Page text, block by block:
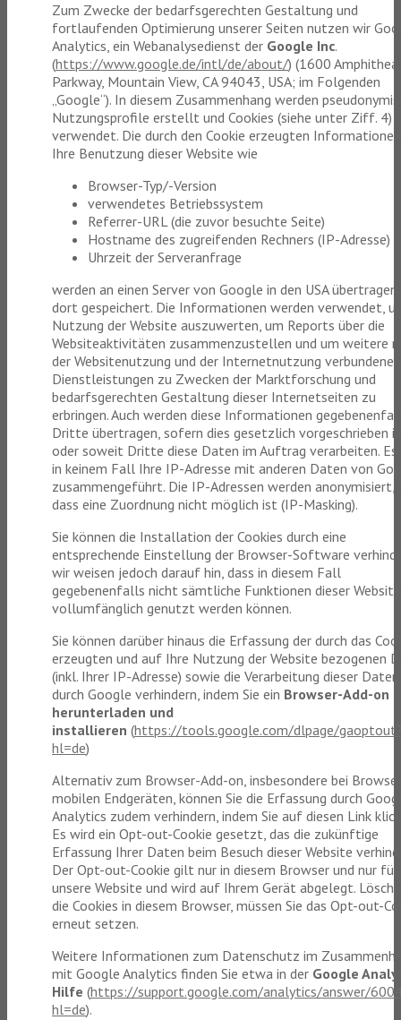
Zum Zwecke der bedarfsgerechten Gestaltung und
fortlaufenden Optimierung unserer Seiten nutzen wir
Analytics, ein Webanalysedienst der Google Inc.
(https://www.google.de/intl/de/about/) (1600
Parkway, Mountain View, CA 94043, USA; im Folgenden
„Google“). In diesem Zusammenhang werden
Nutzungsprofile erstellt und Cookies (siehe unter Ziff. 4)
verwendet. Die durch den Cookie erzeugten
Ihre Benutzung dieser Website wie
Browser-Typ/-Version
verwendetes Betriebssystem
Referrer-URL (die zuvor besuchte Seite)
Hostname des zugreifenden Rechners (IP-Adresse)
Uhrzeit der Serveranfrage
werden an einen Server von Google in den USA übertragen
dort gespeichert. Die Informationen werden verwendet,
Nutzung der Website auszuwerten, um Reports über die
Websiteaktivitäten zusammenzustellen und um weitere
der Websitenutzung und der Internetnutzung verbundene
Dienstleistungen zu Zwecken der Marktforschung und
bedarfsgerechten Gestaltung dieser Internetseiten zu
erbringen. Auch werden diese Informationen
Dritte übertragen, sofern dies gesetzlich vorgeschrieben
oder soweit Dritte diese Daten im Auftrag verarbeiten. Es
in keinem Fall Ihre IP-Adresse mit anderen Daten von
zusammengeführt. Die IP-Adressen werden anonymisiert,
dass eine Zuordnung nicht möglich ist (IP-Masking).
Sie können die Installation der Cookies durch eine
entsprechende Einstellung der Browser-Software
wir weisen jedoch darauf hin, dass in diesem Fall
gegebenenfalls nicht sämtliche Funktionen dieser Website
vollumfänglich genutzt werden können.
Sie können darüber hinaus die Erfassung der durch das
erzeugten und auf Ihre Nutzung der Website bezogenen
(inkl. Ihrer IP-Adresse) sowie die Verarbeitung dieser Daten
durch Google verhindern, indem Sie ein Browser-Add-on
herunterladen und
installieren (https://tools.google.com/dlpage/
hl=de)
Alternativ zum Browser-Add-on, insbesondere bei
mobilen Endgeräten, können Sie die Erfassung durch
Analytics zudem verhindern, indem Sie auf diesen Link
Es wird ein Opt-out-Cookie gesetzt, das die zukünftige
Erfassung Ihrer Daten beim Besuch dieser Website
Der Opt-out-Cookie gilt nur in diesem Browser und nur für
unsere Website und wird auf Ihrem Gerät abgelegt.
die Cookies in diesem Browser, müssen Sie das Opt-out-
erneut setzen.
Weitere Informationen zum Datenschutz im
mit Google Analytics finden Sie etwa in der Google
Hilfe (https://support.google.com/analytics/answer/
hl=de).